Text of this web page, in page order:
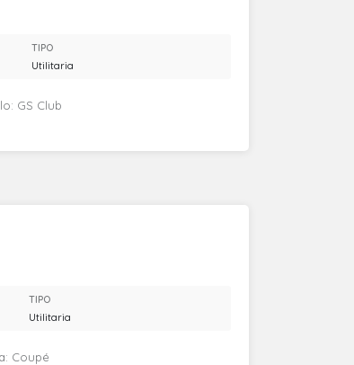
GS Club
TIPO
Utilitaria
Coupé
TIPO
Utilitaria